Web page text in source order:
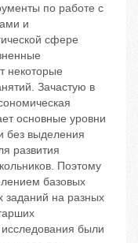
по работе с
и
сфере
некоторые
Зачастую в
основные уровни
без выделения
развития
Поэтому
базовых
заданий на разных
были